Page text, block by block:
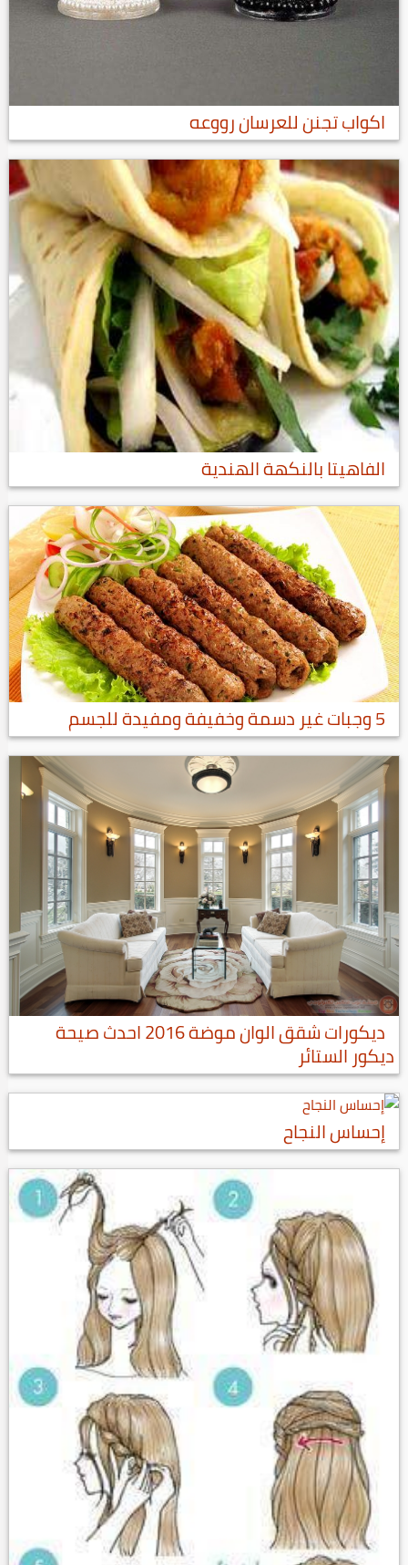
اكواب تجنن للعرسان رووعه
الفاهيتا بالنكهة الهندية
5 وجبات غير دسمة وخفيفة ومفيدة للجسم
ديكورات شقق الوان موضة 2016 احدث صيحة
ديكور الستائر
إحساس النجاح